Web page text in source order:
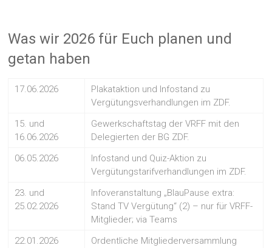
Was wir 2026 für Euch planen und
getan haben
17.06.2026
Plakataktion und Infostand zu
Vergütungsverhandlungen im ZDF.
15. und
16.06.2026
Gewerkschaftstag der VRFF mit den
Delegierten der BG ZDF.
06.05.2026
Infostand und Quiz-Aktion zu
Vergütungstarifverhandlungen im ZDF.
23. und
25.02.2026
Infoveranstaltung „BlauPause extra:
Stand TV Vergütung“ (2) – nur für VRFF-
Mitglieder; via Teams
22.01.2026
Ordentliche Mitgliederversammlung